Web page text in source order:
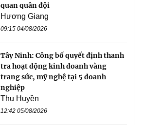
quan quân đội
Hương Giang
09:15 04/08/2026
Tây Ninh: Công bố quyết định thanh
tra hoạt động kinh doanh vàng
trang sức, mỹ nghệ tại 5 doanh
nghiệp
Thu Huyền
12:42 05/08/2026